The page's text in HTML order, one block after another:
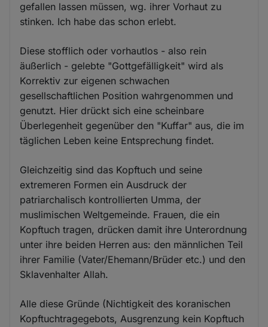
gefallen lassen müssen, wg. ihrer Vorhaut zu
stinken. Ich habe das schon erlebt.
Diese stofflich oder vorhautlos - also rein
äußerlich - gelebte "Gottgefälligkeit" wird als
Korrektiv zur eigenen schwachen
gesellschaftlichen Position wahrgenommen und
genutzt. Hier drückt sich eine scheinbare
Überlegenheit gegenüber den "Kuffar" aus, die im
täglichen Leben keine Entsprechung findet.
Gleichzeitig sind das Kopftuch und seine
extremeren Formen ein Ausdruck der
patriarchalisch kontrollierten Umma, der
muslimischen Weltgemeinde. Frauen, die ein
Kopftuch tragen, drücken damit ihre Unterordnung
unter ihre beiden Herren aus: den männlichen Teil
ihrer Familie (Vater/Ehemann/Brüder etc.) und den
Sklavenhalter Allah.
Alle diese Gründe (Nichtigkeit des koranischen
Kopftuchtragegebots, Ausgrenzung kein Kopftuch